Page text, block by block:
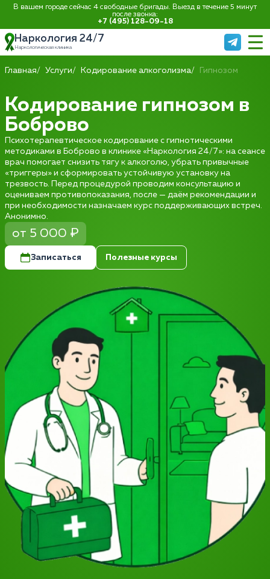
В вашем городе сейчас 4 свободные бригады. Выезд в течение 5 минут
после звонка:
+7 (495) 128-09-18
Наркология 24/7
Наркологическая клиника
Главная Услуги Кодирование алкоголизма Гипнозом
Кодирование гипнозом в
Боброво
Психотерапевтическое кодирование с гипнотическими
методиками в Боброво в клинике «Наркология 24/7»: на сеансе
врач помогает снизить тягу к алкоголю, убрать привычные
«триггеры» и сформировать устойчивую установку на
трезвость. Перед процедурой проводим консультацию и
оцениваем противопоказания, после — даём рекомендации и
при необходимости назначаем курс поддерживающих встреч.
Анонимно.
от 5 000 ₽
Записаться Полезные курсы